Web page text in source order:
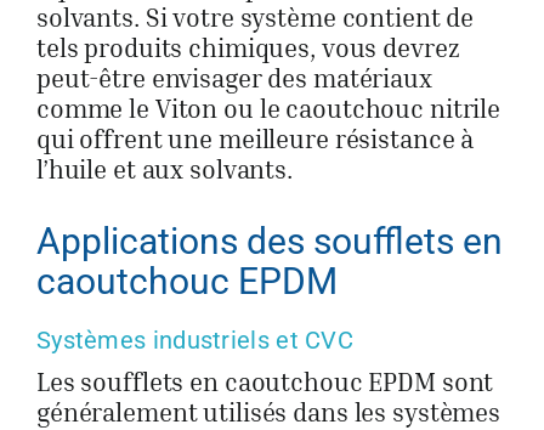
solvants. Si votre système contient de
tels produits chimiques, vous devrez
peut-être envisager des matériaux
comme le Viton ou le caoutchouc nitrile
qui offrent une meilleure résistance à
l’huile et aux solvants.
Applications des soufflets en
caoutchouc EPDM
Systèmes industriels et CVC
Les soufflets en caoutchouc EPDM sont
généralement utilisés dans les systèmes